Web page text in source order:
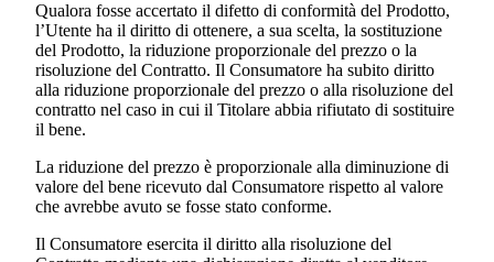
Qualora fosse accertato il difetto di conformità del Prodotto,
l’Utente ha il diritto di ottenere, a sua scelta, la sostituzione
del Prodotto, la riduzione proporzionale del prezzo o la
risoluzione del Contratto. Il Consumatore ha subito diritto
alla riduzione proporzionale del prezzo o alla risoluzione del
contratto nel caso in cui il Titolare abbia rifiutato di sostituire
il bene.
La riduzione del prezzo è proporzionale alla diminuzione di
valore del bene ricevuto dal Consumatore rispetto al valore
che avrebbe avuto se fosse stato conforme.
Il Consumatore esercita il diritto alla risoluzione del